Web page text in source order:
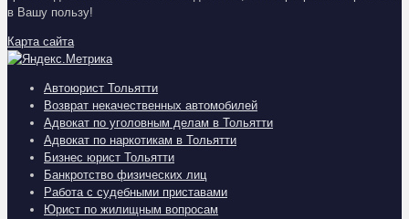
в Вашу пользу!
Карта сайта
Автоюрист Тольятти
Возврат некачественных автомобилей
Адвокат по уголовным делам в Тольятти
Адвокат по наркотикам в Тольятти
Бизнес юрист Тольятти
Банкротство физических лиц
Работа с судебными приставами
Юрист по жилищным вопросам